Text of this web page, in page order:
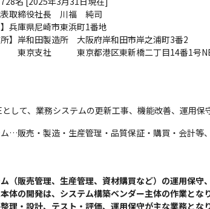
表取締役社長　川福　純司
】兵庫県尼崎市東浜町1番地
所】岸和田製造所　大阪府岸和田市岸之浦町3番2
　　東京都港区東新橋二丁目14番1号NBF
して、業務システムの更新工事、機能改善、運用保
…販売・製造・生産管理・品質保証・購買・会計等
ム（販売管理、生産管理、資材購買など）の運用保守
体の開発は、システム構築ベンダー主体の作業となり
理・設計、テスト・評価、運用保守が主な業務とな